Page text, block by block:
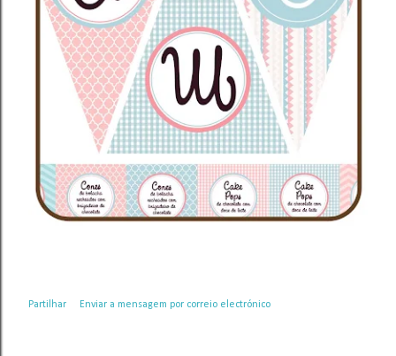
Partilhar Enviar a mensagem por correio electrónico